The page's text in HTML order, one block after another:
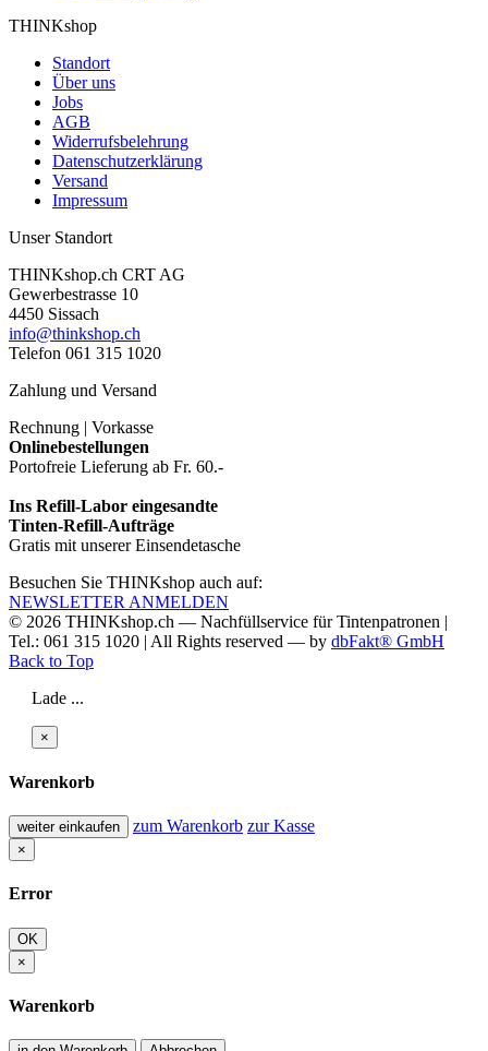
THINKshop
Standort
Über uns
Jobs
AGB
Widerrufsbelehrung
Datenschutzerklärung
Versand
Impressum
Unser Standort
THINKshop.ch CRT AG
Gewerbestrasse 10
4450 Sissach
info@thinkshop.ch
Telefon 061 315 1020
Zahlung und Versand
Rechnung | Vorkasse
Onlinebestellungen
Portofreie Lieferung ab Fr. 60.-
Ins Refill-Labor eingesandte
Tinten-Refill-Aufträge
Gratis mit unserer Einsendetasche
Besuchen Sie THINKshop auch auf:
NEWSLETTER ANMELDEN
© 2026 THINKshop.ch — Nachfüllservice fürTintenpatronen |
Tel.: 061 315 1020 All Rights reserved — by dbFakt® GmbH
Back to Top
Lade ...
×
Warenkorb
weiter einkaufen zum Warenkorb zur Kasse
×
Error
OK
×
Warenkorb